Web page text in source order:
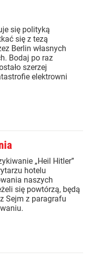
się polityką
się z tezą
Berlin własnych
Bodaj po raz
szerzej
elektrowni
„Heil Hitler”
hotelu
naszych
się powtórzą, będą
Sejm z paragrafu